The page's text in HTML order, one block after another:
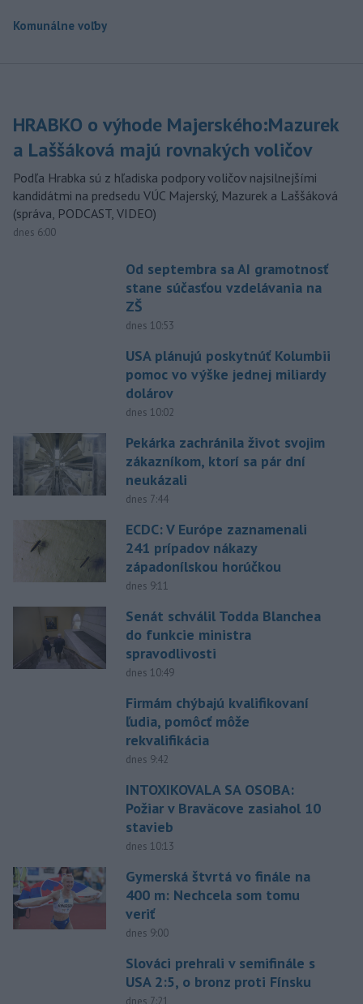
Komunálne voľby
HRABKO o výhode Majerského:Mazurek
a Laššáková majú rovnakých voličov
Podľa Hrabka sú z hľadiska podpory voličov najsilnejšími
kandidátmi na predsedu VÚC Majerský, Mazurek a Laššáková
(správa, PODCAST, VIDEO)
dnes 6:00
Od septembra sa AI gramotnosť
stane súčasťou vzdelávania na
ZŠ
dnes 10:53
USA plánujú poskytnúť Kolumbii
pomoc vo výške jednej miliardy
dolárov
dnes 10:02
Pekárka zachránila život svojim
zákazníkom, ktorí sa pár dní
neukázali
dnes 7:44
ECDC: V Európe zaznamenali
241 prípadov nákazy
západonílskou horúčkou
dnes 9:11
Senát schválil Todda Blanchea
do funkcie ministra
spravodlivosti
dnes 10:49
Firmám chýbajú kvalifikovaní
ľudia, pomôcť môže
rekvalifikácia
dnes 9:42
INTOXIKOVALA SA OSOBA:
Požiar v Braväcove zasiahol 10
stavieb
dnes 10:13
Gymerská štvrtá vo finále na
400 m: Nechcela som tomu
veriť
dnes 9:00
Slováci prehrali v semifinále s
USA 2:5, o bronz proti Fínsku